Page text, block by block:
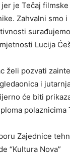
je Tečaj
Zahvalni
Lucija
želi pozvati
i
će biti
Zajednice
“Kultura Nova”